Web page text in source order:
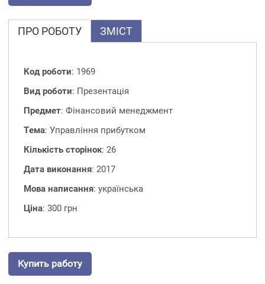
ПРО РОБОТУ ЗМІСТ
Код роботи: 1969
Вид роботи: Презентація
Предмет: Фінансовий менеджмент
Тема: Управління прибутком
Кількість сторінок: 26
Дата виконання: 2017
Мова написання: українська
Ціна: 300 грн
Купить работу